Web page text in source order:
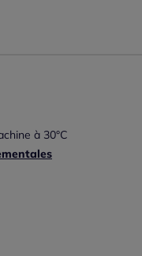
à 30°C